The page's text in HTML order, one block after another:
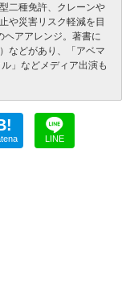
二種免許、クレーンや
や災害リスク軽減を目
ヘアアレンジ。著書に
などがあり、「アベマ
」などメディア出演も
LINE